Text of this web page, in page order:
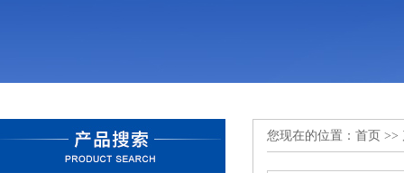
您现在的位置： 首页 >>